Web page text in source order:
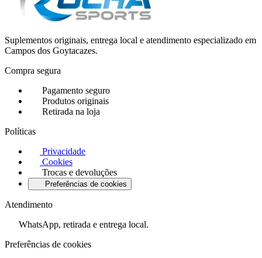
Suplementos originais, entrega local e atendimento especializado em
Campos dos Goytacazes.
Compra segura
Pagamento seguro
Produtos originais
Retirada na loja
Políticas
Privacidade
Cookies
Trocas e devoluções
Preferências de cookies
Atendimento
WhatsApp, retirada e entrega local.
Preferências de cookies